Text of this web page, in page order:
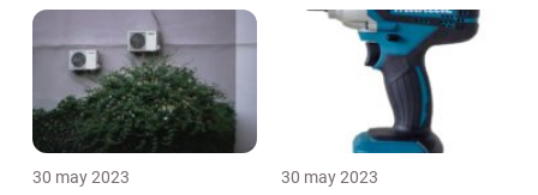
30 may 2023 30 may 2023